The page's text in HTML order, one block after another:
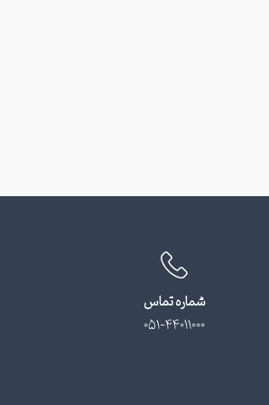
شماره تماس
051-44011000